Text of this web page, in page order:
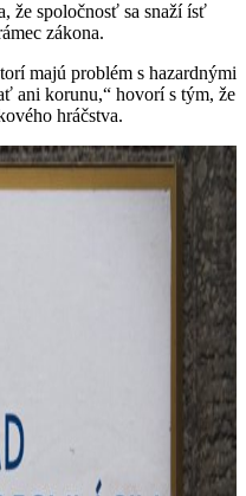
že spoločnosť sa snaží ísť
zákona.
majú problém s hazardnými
ani korunu,“ hovorí s tým, že
hráčstva.